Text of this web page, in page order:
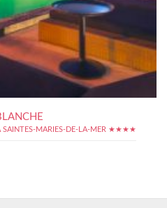
SAINTES-MARIES-DE-LA-MER ★★★★